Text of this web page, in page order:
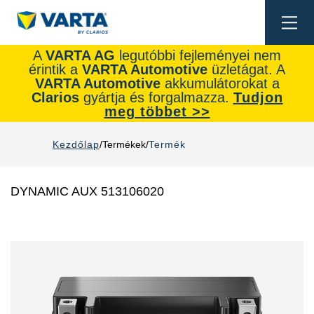
A VARTA AG legutóbbi fejleményei nem
érintik a VARTA Automotive üzletágat. A
VARTA Automotive akkumulátorokat a
Clariosgyártja és forgalmazza. Tudjon
meg többet >>
Kezdőlap Termékek Termék
DYNAMIC AUX 513106020